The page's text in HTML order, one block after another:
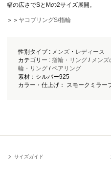
幅の広さでSとMの2サイズ展開。
＞＞ ヤコブリングS/指輪
性別タイプ : メンズ・ レディース
カテゴリー : 指輪・リング/ メンズ
輪・リング/ペアリング
素材：シルバー925
カラー・仕上げ： スモークミラー
サイズガイド